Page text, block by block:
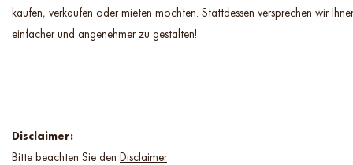
kaufen, verkaufen oder mieten möchten. Stattdessen versprechen wir
einfacher und angenehmer zu gestalten!
Disclaimer:
Bitte beachten Sie den Disclaimer